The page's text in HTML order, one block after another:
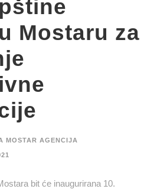
Mostaru za
MOSTAR AGENCIJA
bit će inaugurirana 10.